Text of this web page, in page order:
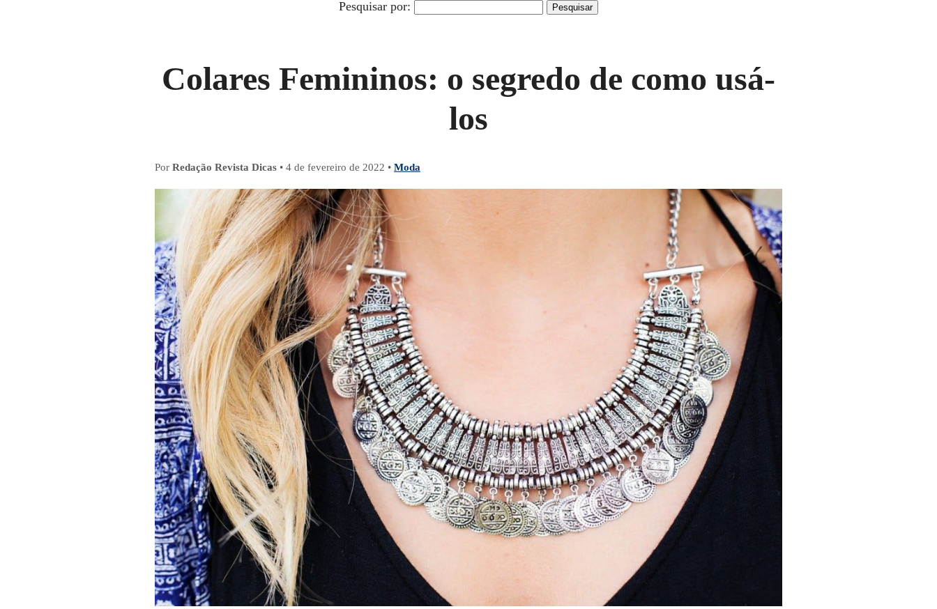
Pesquisar por:
Colares Femininos: o segredo de como usá-
los
Por Redação Revista Dicas • 4 de fevereiro de 2022 • Moda